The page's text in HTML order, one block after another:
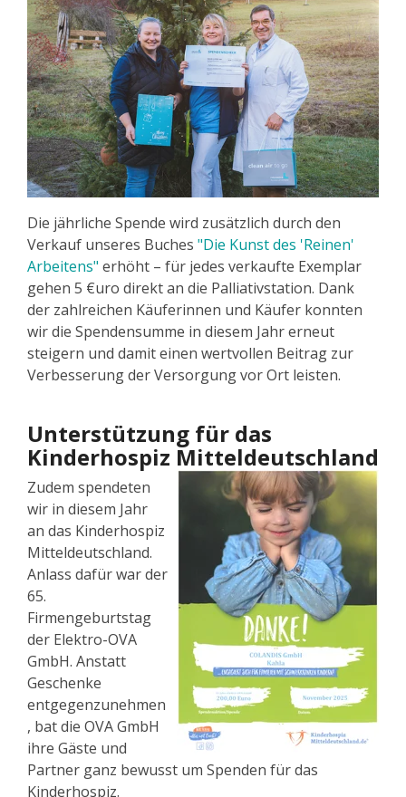
Die jährliche Spende wird zusätzlich durch den
Verkauf unseres Buches "Die Kunst des 'Reinen'
Arbeitens" erhöht – für jedes verkaufte Exemplar
gehen 5 €uro direkt an die Palliativstation. Dank
der zahlreichen Käuferinnen und Käufer konnten
wir die Spendensumme in diesem Jahr erneut
steigern und damit einen wertvollen Beitrag zur
Verbesserung der Versorgung vor Ort leisten.
Unterstützung für das
Kinderhospiz Mitteldeutschland
Zudem spendeten
wir in diesem Jahr
an das Kinderhospiz
Mitteldeutschland.
Anlass dafür war der
65.
Firmengeburtstag
der Elektro-OVA
GmbH. Anstatt
Geschenke
entgegenzunehmen
, bat die OVA GmbH
ihre Gäste und
Partner ganz bewusst um Spenden für das
Kinderhospiz.